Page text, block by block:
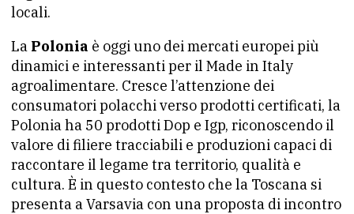
locali.
La Polonia è oggi uno dei mercati europei più
dinamici e interessanti per il Made in Italy
agroalimentare. Cresce l’attenzione dei
consumatori polacchi verso prodotti certificati, la
Polonia ha 50 prodotti Dop e Igp, riconoscendo il
valore di filiere tracciabili e produzioni capaci di
raccontare il legame tra territorio, qualità e
cultura. È in questo contesto che la Toscana si
presenta a Varsavia con una proposta di incontro